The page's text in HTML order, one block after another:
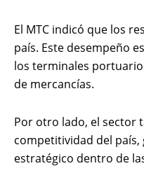
El MTC indicó que los
país. Este desempeño
los terminales
de mercancías.
Por otro lado, el sector
competitividad del
estratégico dentro de